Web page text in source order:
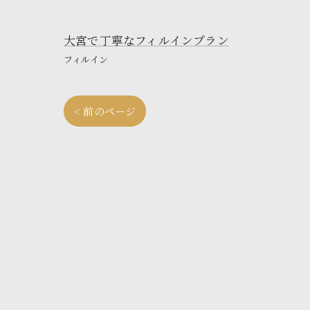
大宮で丁寧なフィルインプラン
フィルイン
< 前のページ